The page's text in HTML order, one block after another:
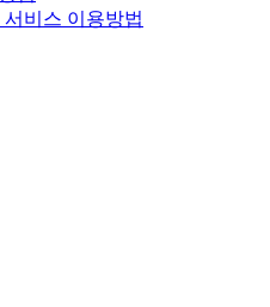
비스 이용방법